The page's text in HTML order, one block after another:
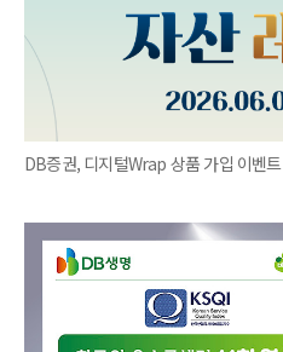
DB증권, 디지털Wrap 상품 가입 이벤트